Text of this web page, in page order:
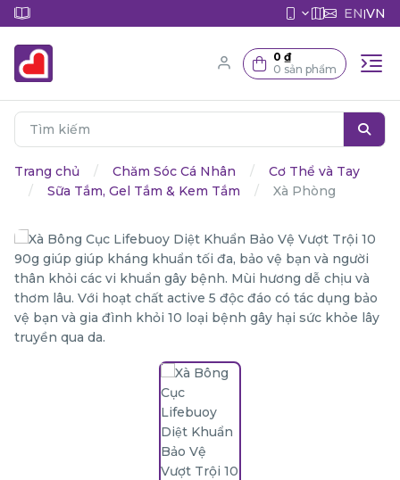
EN|VN
0 ₫
0 sản phẩm
Trang chủ Chăm Sóc Cá Nhân
Cơ Thể và Tay
Sữa Tắm, Gel Tắm & Kem Tắm
Xà Phòng